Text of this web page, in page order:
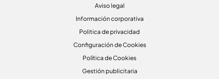
Aviso legal
Información corporativa
Politica de privacidad
Configuración de Cookies
Política de Cookies
Gestión publicitaria